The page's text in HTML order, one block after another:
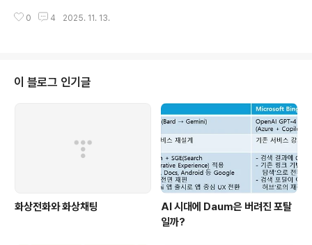
가 있다. 현재 논의되는 표준들은 대부분 '현재'를 기반하고
패로 돌아가는 이유는 이러한 차이를 알면서도 크게 신경
데스크탑, 중국은 노트북, 일본은 무선단말기가 높다는 것
을 알 수가 있다. 일본의 경우는 무선단말기로 인터넷을 이
용하는 비율이 컴퓨터와 비슷하게 차지하는 다소 기이한
현상을 보이고 있는 것에 주목할 필요가 있다. 이렇게 된 원
인은 다양하게 있지만 초반 유선 인터넷의 비용이 너무 비
싸서 정액제가 잘 발달된 무선과 ..
0 4 2025. 11. 13.
이 블로그 인기글
화상전화와 화상채팅
AI 시대에 Daum은 버려진 포탈
일까?